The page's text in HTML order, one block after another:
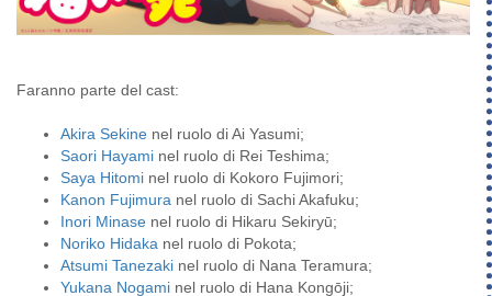
Faranno parte del cast:
Akira Sekine nel ruolo di Ai Yasumi;
Saori Hayami nel ruolo di Rei Teshima;
Saya Hitomi nel ruolo di Kokoro Fujimori;
Kanon Fujimura nel ruolo di Sachi Akafuku;
Inori Minase nel ruolo di Hikaru Sekiryū;
Noriko Hidaka nel ruolo di Pokota;
Atsumi Tanezaki nel ruolo di Nana Teramura;
Yukana Nogami nel ruolo di Hana Kongōji;